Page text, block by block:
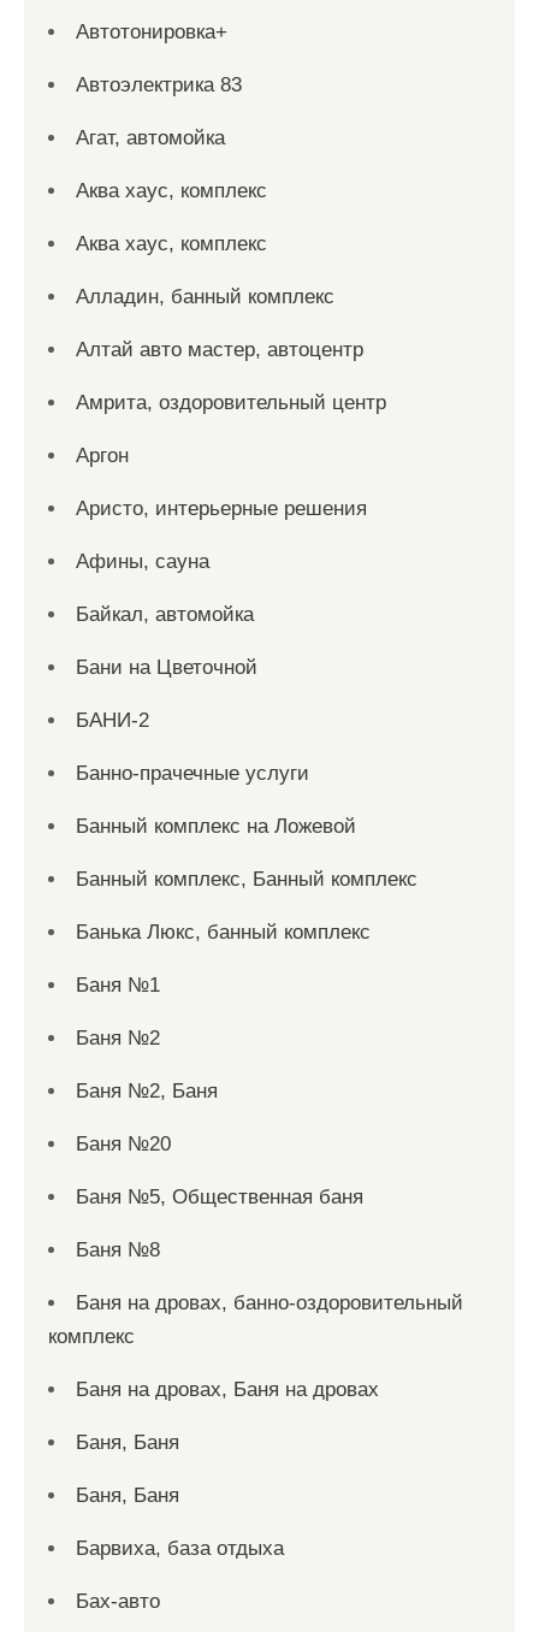
Автотонировка+
Автоэлектрика 83
Агат, автомойка
Аква хаус, комплекс
Аква хаус, комплекс
Алладин, банный комплекс
Алтай авто мастер, автоцентр
Амрита, оздоровительный центр
Аргон
Аристо, интерьерные решения
Афины, сауна
Байкал, автомойка
Бани на Цветочной
БАНИ-2
Банно-прачечные услуги
Банный комплекс на Ложевой
Банный комплекс, Банный комплекс
Банька Люкс, банный комплекс
Баня №1
Баня №2
Баня №2, Баня
Баня №20
Баня №5, Общественная баня
Баня №8
Баня на дровах, банно-оздоровительный
комплекс
Баня на дровах, Баня на дровах
Баня, Баня
Баня, Баня
Барвиха, база отдыха
Бах-авто